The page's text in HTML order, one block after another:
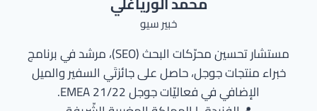
خبير سيو
مستشار تحسين محرّكات البحث (SEO)، مرشد في برنامج
خبراء منتجات جوجل، حاصل على جائزتَي السفير والميل
الإضافي في فعاليّات جوجل EMEA 21/22.